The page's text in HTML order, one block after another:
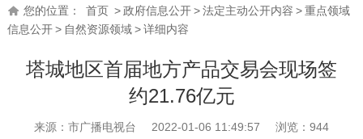
您的位置： 首页 >政府信息公开>法定主动公开内容 >重点领域
信息公开> 自然资源领域>详细内容
塔城地区首届地方产品交易会现场签
约21.76亿元
来源：市广播电视台 2022-01-06 11:49:57 浏览： 944